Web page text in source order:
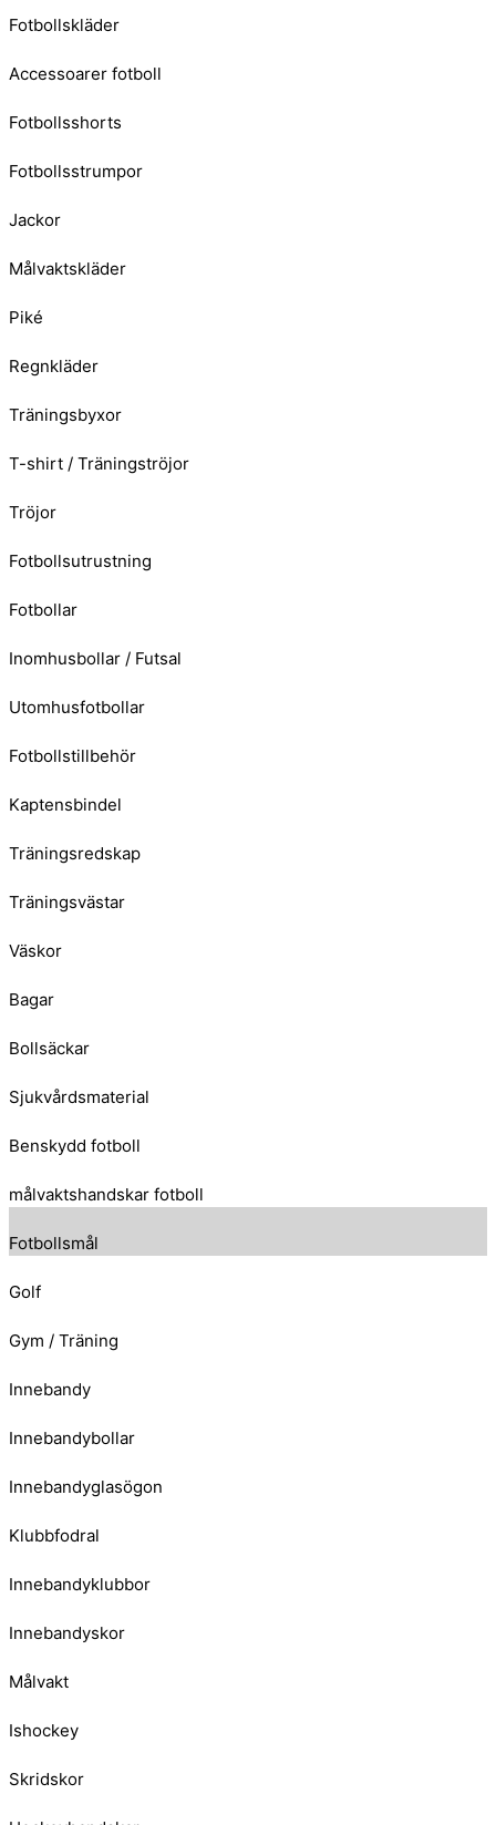
Fotbollskläder
Accessoarer fotboll
Fotbollsshorts
Fotbollsstrumpor
Jackor
Målvaktskläder
Piké
Regnkläder
Träningsbyxor
T-shirt / Träningströjor
Tröjor
Fotbollsutrustning
Fotbollar
Inomhusbollar / Futsal
Utomhusfotbollar
Fotbollstillbehör
Kaptensbindel
Träningsredskap
Träningsvästar
Väskor
Bagar
Bollsäckar
Sjukvårdsmaterial
Benskydd fotboll
målvaktshandskar fotboll
Fotbollsmål
Golf
Gym / Träning
Innebandy
Innebandybollar
Innebandyglasögon
Klubbfodral
Innebandyklubbor
Innebandyskor
Målvakt
Ishockey
Skridskor